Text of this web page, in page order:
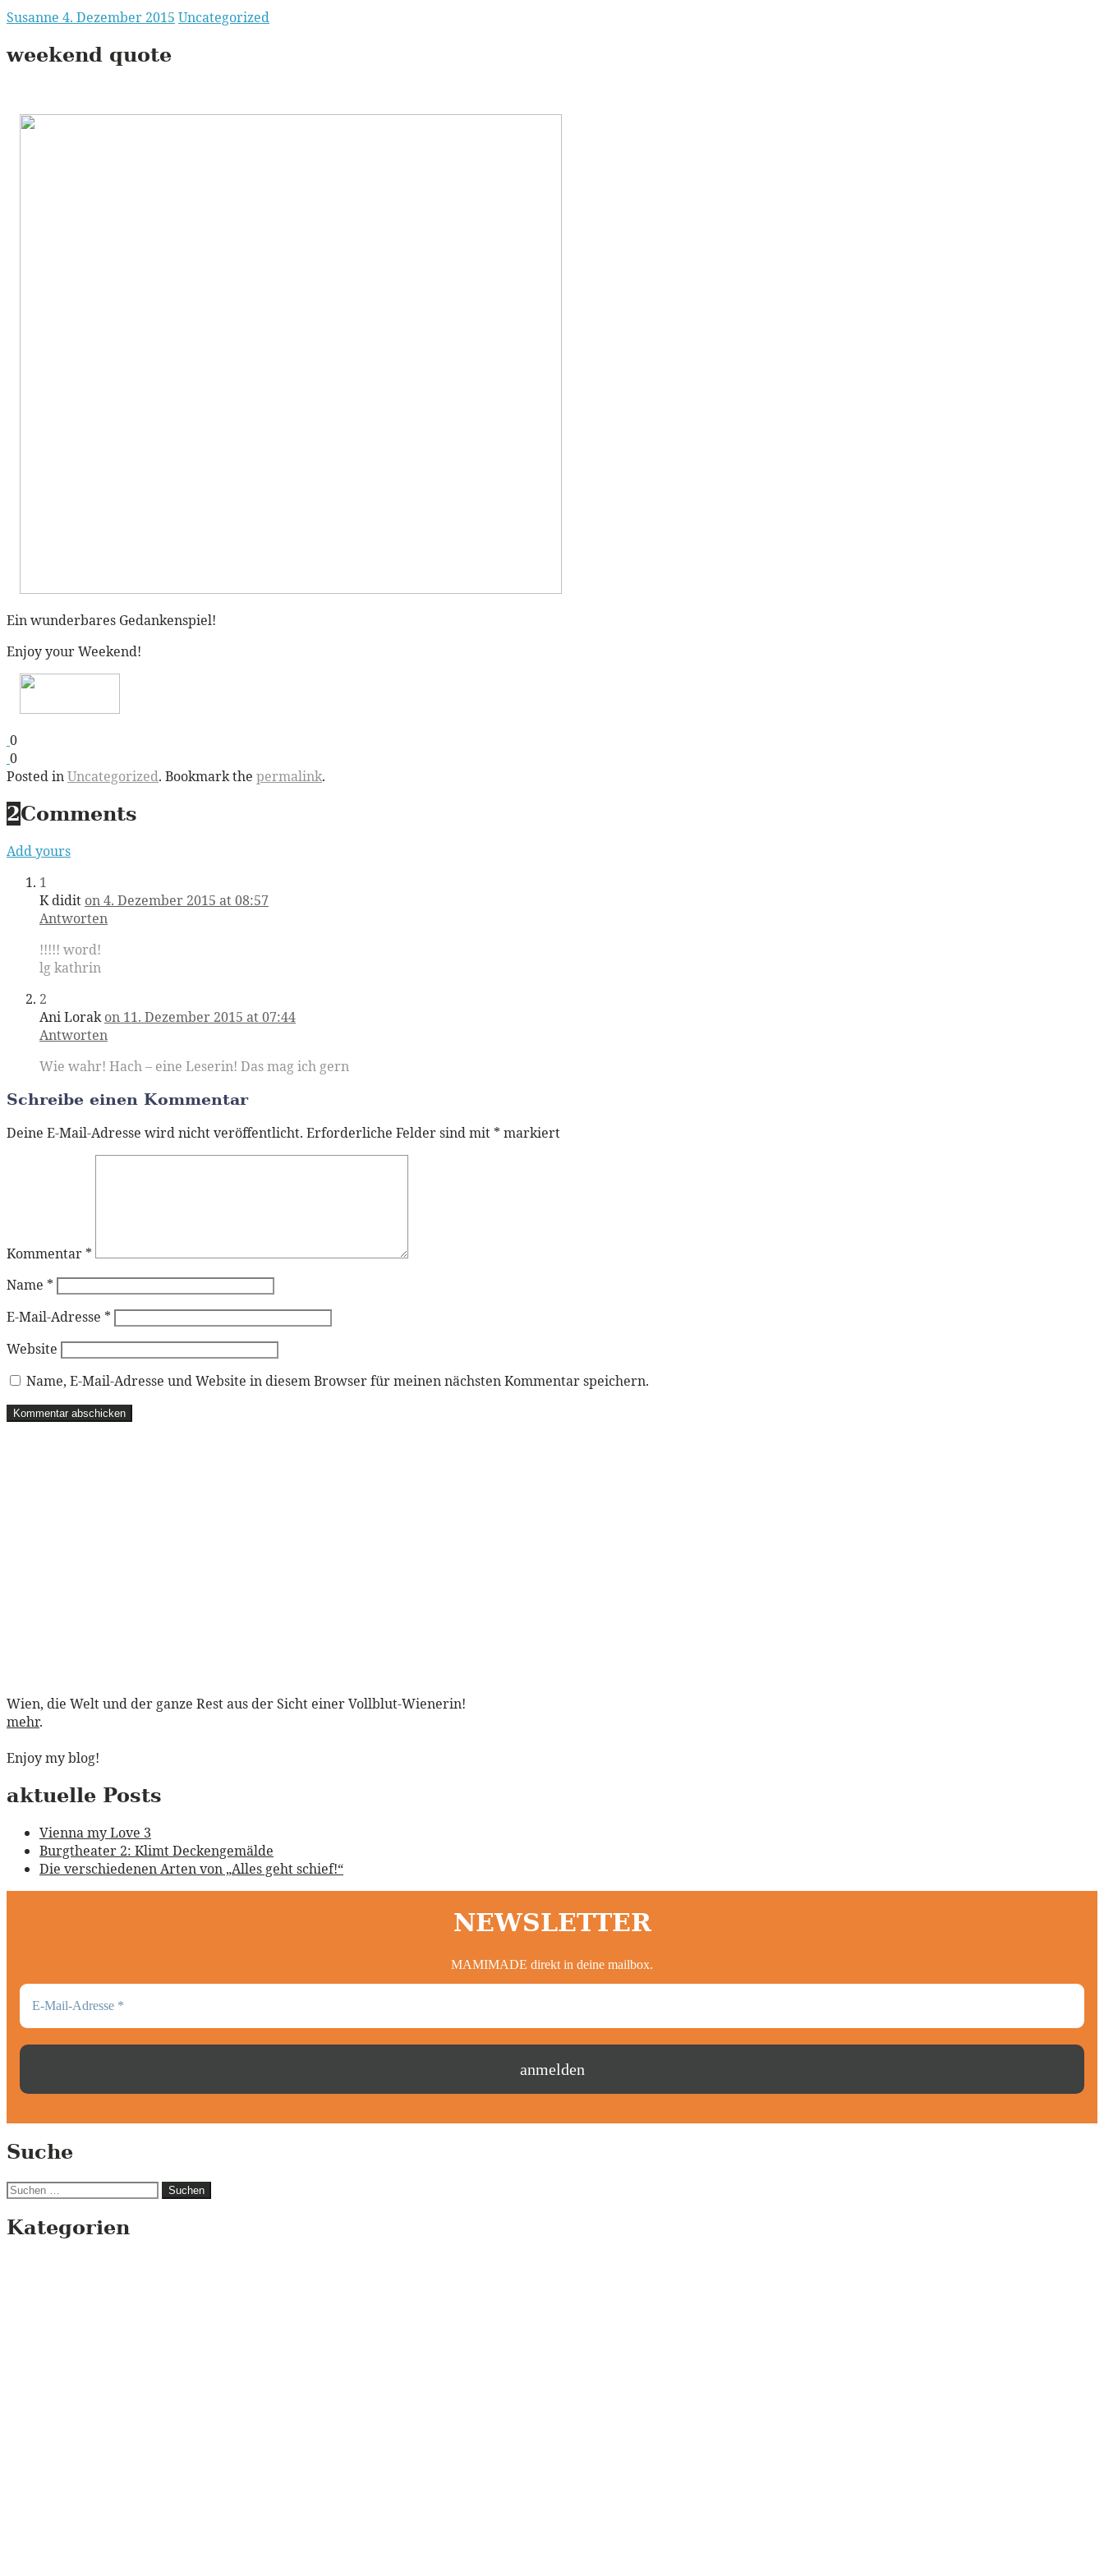
Susanne 4. Dezember 2015 Uncategorized
weekend quote
Ein wunderbares Gedankenspiel!
Enjoy your Weekend!
0
0
Posted inUncategorized. Bookmark the permalink.
2Comments
Add yours
1
K didit on 4. Dezember 2015 at 08:57
Antworten
!!!!! word!
lg kathrin
2
Ani Lorak on 11. Dezember 2015 at 07:44
Antworten
Wie wahr! Hach – eine Leserin! Das mag ich gern
Schreibe einen Kommentar
Deine E-Mail-Adresse wird nicht veröffentlicht. Erforderliche Felder sind mit * markiert
Kommentar *
Name *
E-Mail-Adresse *
Website
Name, E-Mail-Adresse und Website in diesem Browser für meinen nächsten Kommentar speichern.
Wien, die Welt und der ganze Rest aus der Sicht einer Vollblut-Wienerin!
mehr.
Enjoy my blog!
aktuelle Posts
Vienna my Love 3
Burgtheater 2: Klimt Deckengemälde
Die verschiedenen Arten von „Alles geht schief!“
NEWSLETTER
MAMIMADE direkt in deine mailbox.
Suche
Suchen
Kategorien